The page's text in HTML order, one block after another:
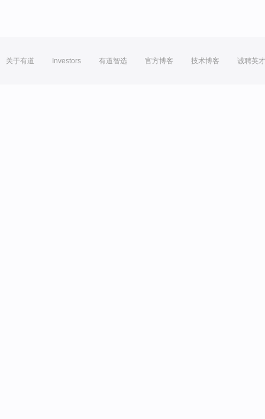
关于有道 Investors 有道智选 官方博客 技术博客 诚聘英才